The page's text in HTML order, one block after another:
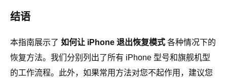
结语
本指南展示了 如何让 iPhone 退出恢复模式 各种情况下的
恢复方法。我们分别列出了所有 iPhone 型号和旗舰机型
的工作流程。此外，如果常用方法对您不起作用，建议您